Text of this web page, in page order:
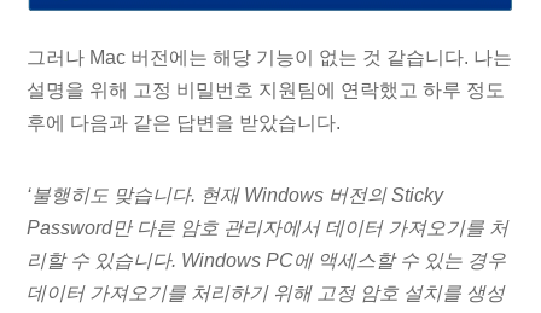
그러나 Mac 버전에는 해당 기능이 없는 것 같습니다. 나는
설명을 위해 고정 비밀번호 지원팀에 연락했고 하루 정도
후에 다음과 같은 답변을 받았습니다.
‘불행히도 맞습니다. 현재 Windows 버전의 Sticky
Password만 다른 암호 관리자에서 데이터 가져오기를 처
리할 수 있습니다. Windows PC에 액세스할 수 있는 경우
데이터 가져오기를 처리하기 위해 고정 암호 설치를 생성